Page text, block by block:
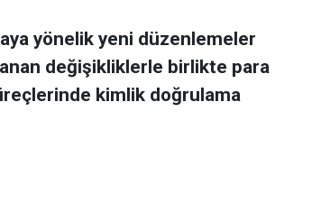
yönelik yeni düzenlemeler
değişikliklerle birlikte para
kimlik doğrulama